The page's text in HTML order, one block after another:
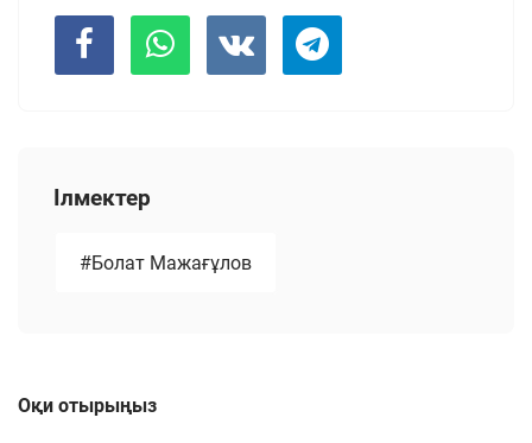
Ілмектер
#Болат Мажағұлов
Оқи отырыңыз